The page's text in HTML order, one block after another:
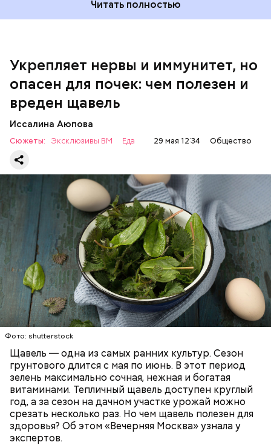
Читать полностью
Укрепляет нервы и иммунитет, но
опасен для почек: чем полезен и
вреден щавель
Иссалина Аюпова
Сюжеты: Эксклюзивы ВМ Еда 29 мая 12:34 Общество
Фото: shutterstock
Щавель — одна из самых ранних культур. Сезон
грунтового длится с мая по июнь. В этот период
зелень максимально сочная, нежная и богатая
витаминами. Тепличный щавель доступен круглый
год, а за сезон на дачном участке урожай можно
срезать несколько раз. Но чем щавель полезен для
здоровья? Об этом «Вечерняя Москва» узнала у
экспертов.
Опасность же щавеля состоит в том, что он
содержит большое количество щавелевой кислоты,
которая может способствовать образованию
— Если человек уже болеет мочекаменной
болезнью, щавель ему не рекомендуется. При
артрите, гастрите, холецистите, синдроме
раздраженного кишечника, язвах и панкреатите
продукт тоже лучше исключить из рациона, —
предупредила врач. — Он может привести к
повышению кислотности желудка и раздражать
слизистые оболочки.
ЗДОРОВЬЕ ВРАЧИ
РАСТЕНИЯ
ПРОДУКТЫ